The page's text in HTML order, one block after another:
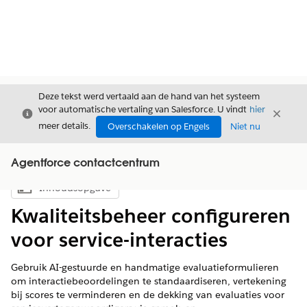
Sluiten
Deze tekst werd vertaald aan de hand van het systeem
voor automatische vertaling van Salesforce. U vindt hier
meer details.
Overschakelen op Engels Niet nu
Sluiten
Agentforce contactcentrum
Inhoudsopgave weergeven
Inhoudsopgave
Kwaliteitsbeheer configureren
voor service-interacties
Gebruik AI-gestuurde en handmatige evaluatieformulieren
om interactiebeoordelingen te standaardiseren, vertekening
bij scores te verminderen en de dekking van evaluaties voor